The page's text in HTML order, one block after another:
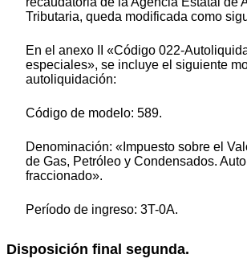
Tributaria, queda modificada como
En el anexo II «Código 022-
especiales», se incluye el siguiente
autoliquidación:
Código de modelo: 589.
Denominación: «Impuesto sobre el
de Gas, Petróleo y Condensados.
fraccionado».
Período de ingreso: 3T-0A.
Disposición final segunda.